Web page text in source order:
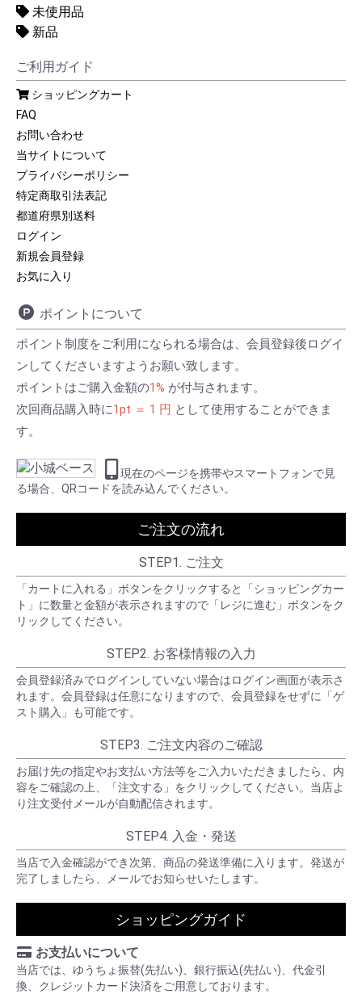
未使用品
新品
ご利用ガイド
ショッピングカート
FAQ
お問い合わせ
当サイトについて
プライバシーポリシー
特定商取引法表記
都道府県別送料
ログイン
新規会員登録
お気に入り
ポイントについて
ポイント制度をご利用になられる場合は、会員登録後ログイ
ンしてくださいますようお願い致します。
ポイントはご購入金額の1% が付与されます。
次回商品購入時に1pt ＝ 1 円 として使用することができま
す。
現在のページを携帯やスマートフォンで見
る場合、QRコードを読み込んでください。
ご注文の流れ
STEP1. ご注文
「カートに入れる」ボタンをクリックすると「ショッピングカー
ト」に数量と金額が表示されますので「レジに進む」ボタンをク
リックしてください。
STEP2. お客様情報の入力
会員登録済みでログインしていない場合はログイン画面が表示さ
れます。会員登録は任意になりますので、会員登録をせずに「ゲ
スト購入」も可能です。
STEP3. ご注文内容のご確認
お届け先の指定やお支払い方法等をご入力いただきましたら、内
容をご確認の上、「注文する」をクリックしてください。当店よ
り注文受付メールが自動配信されます。
STEP4. 入金・発送
当店で入金確認ができ次第、商品の発送準備に入ります。発送が
完了しましたら、メールでお知らせいたします。
ショッピングガイド
お支払いについて
当店では、ゆうちょ振替(先払い)、銀行振込(先払い)、代金引
換、クレジットカード決済をご用意しております。